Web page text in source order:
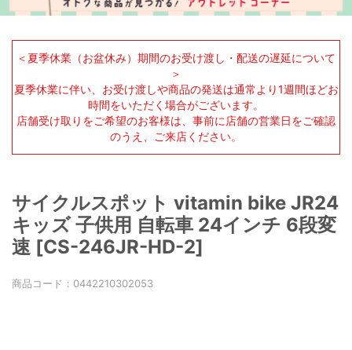
＜夏季休業（お盆休み）期間のお受け渡し・配送の遅延について
＞
夏季休業に伴い、お受け渡しや商品の発送は通常より1週間ほどお
時間をいただく場合がございます。
店舗受け取りをご希望のお客様は、事前に店舗の営業日をご確認
のうえ、ご来店ください。
サイクルスポット vitamin bike JR24
キッズ 子供用 自転車 24インチ 6段変
速 [CS-246JR-HD-2]
商品コード： 0442210302053